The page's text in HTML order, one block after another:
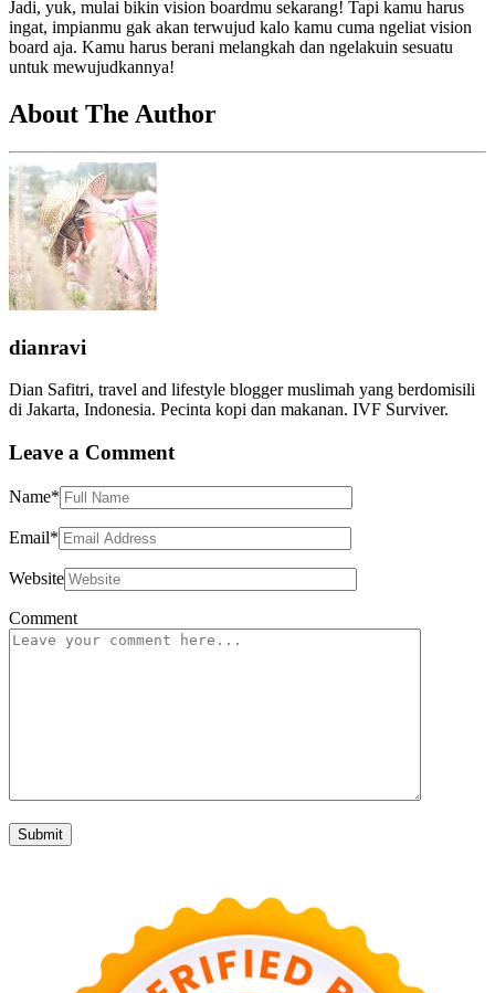
Jadi, yuk, mulai bikin vision boardmu sekarang! Tapi kamu harus
ingat, impianmu gak akan terwujud kalo kamu cuma ngeliat vision
board aja. Kamu harus berani melangkah dan ngelakuin sesuatu
untuk mewujudkannya!
About The Author
dianravi
Dian Safitri, travel and lifestyle blogger muslimah yang berdomisili
di Jakarta, Indonesia. Pecinta kopi dan makanan. IVF Surviver.
Leave a Comment
Name*
Email*
Website
Comment